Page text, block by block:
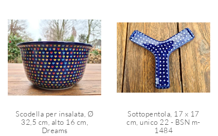
Scodella per insalata, Ø
32,5 cm, alto 16 cm,
Dreams
Sottopentola, 17 x 17
cm, unico 22 - BSN m-
1484